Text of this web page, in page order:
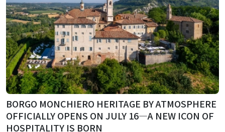
BORGO MONCHIERO HERITAGE BY ATMOSPHERE
OFFICIALLY OPENS ON JULY 16—A NEW ICON OF
HOSPITALITY IS BORN